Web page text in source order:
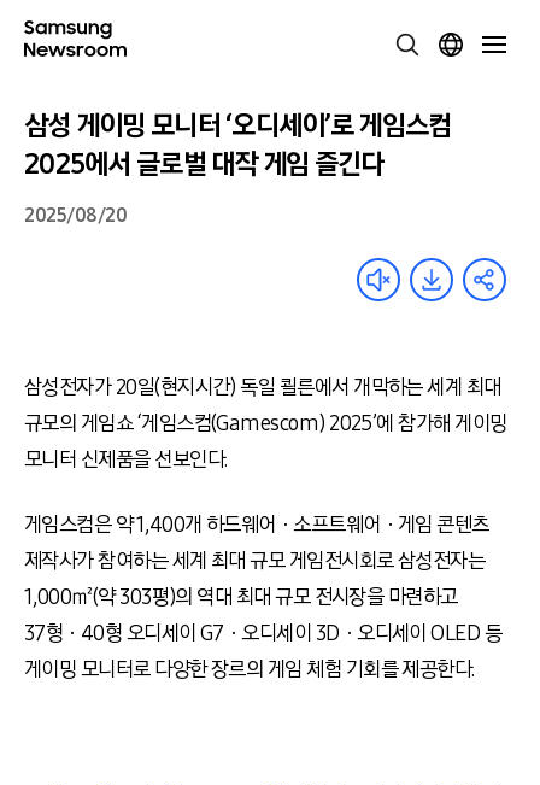
삼성 게이밍 모니터 ‘오디세이’로 게임스컴
2025에서 글로벌 대작 게임 즐긴다
2025/08/20
삼성전자가 20일(현지시간) 독일 쾰른에서 개막하는 세계 최대
규모의 게임쇼 ‘게임스컴(Gamescom) 2025’에 참가해 게이밍
모니터 신제품을 선보인다.
게임스컴은 약 1,400개 하드웨어ㆍ소프트웨어ㆍ게임 콘텐츠
제작사가 참여하는 세계 최대 규모 게임전시회로 삼성전자는
1,000㎡(약 303평)의 역대 최대 규모 전시장을 마련하고
37형ㆍ40형 오디세이 G7ㆍ오디세이 3Dㆍ오디세이 OLED 등
게이밍 모니터로 다양한 장르의 게임 체험 기회를 제공한다.